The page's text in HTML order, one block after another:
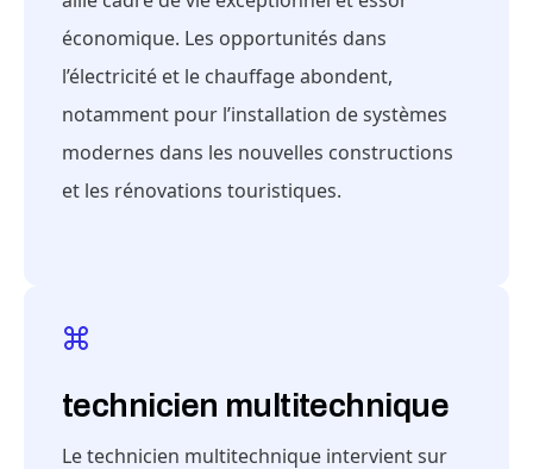
économique. Les opportunités dans
l’électricité et le chauffage abondent,
notamment pour l’installation de systèmes
modernes dans les nouvelles constructions
et les rénovations touristiques.
technicien multitechnique
Le technicien multitechnique intervient sur